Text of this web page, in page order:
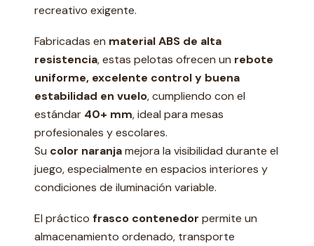
recreativo exigente.
Fabricadas en material ABS de alta
resistencia, estas pelotas ofrecen un rebote
uniforme, excelente control y buena
estabilidad en vuelo, cumpliendo con el
estándar 40+ mm, ideal para mesas
profesionales y escolares.
Su color naranjamejora la visibilidad durante el
juego, especialmente en espacios interiores y
condiciones de iluminación variable.
El prácticofrasco contenedor permite un
almacenamiento ordenado, transporte